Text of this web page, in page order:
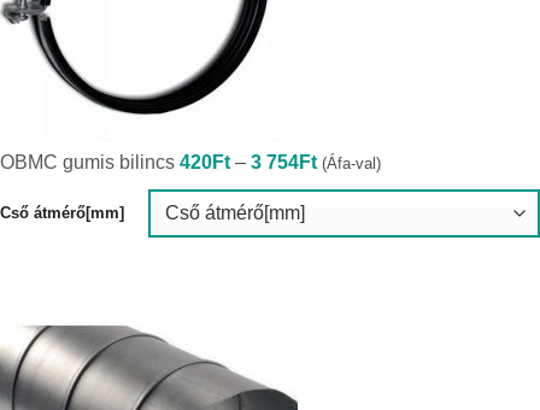
OBMC gumis bilincs 420Ft – 3 754FtÁrtartomány:
420Ft
-
754Ft
(Áfa-val)
Cső átmérő[mm]